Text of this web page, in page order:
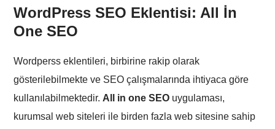
WordPress SEO Eklentisi: All İn
One SEO
Wordperss eklentileri, birbirine rakip olarak
gösterilebilmekte ve SEO çalışmalarında ihtiyaca göre
kullanılabilmektedir.All in one SEO uygulaması,
kurumsal web siteleri ile birden fazla web sitesine sahip